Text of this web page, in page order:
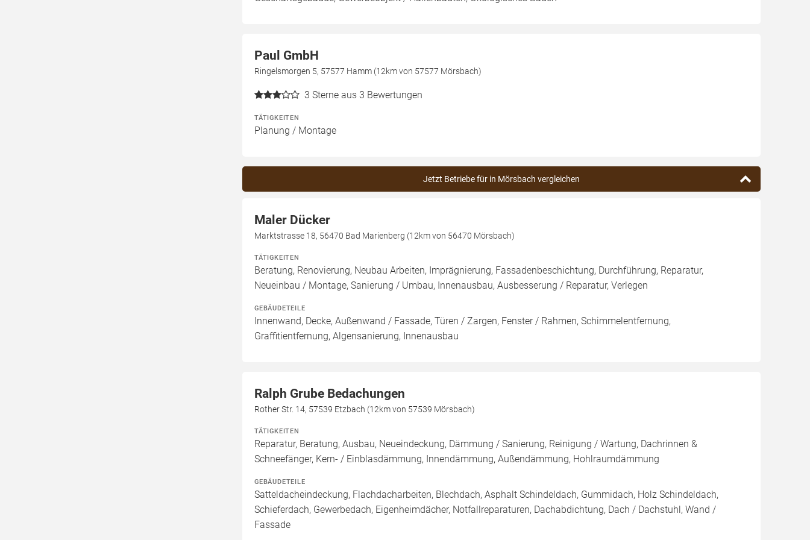
Paul GmbH
Ringelsmorgen 5, 57577 Hamm (12km von 57577 Mörsbach)
3 Sterne aus 3 Bewertungen
TÄTIGKEITEN
Planung / Montage
Jetzt Betriebe für in Mörsbach vergleichen
Maler Dücker
Marktstrasse 18, 56470 Bad Marienberg (12km von 56470 Mörsbach)
TÄTIGKEITEN
Beratung, Renovierung, Neubau Arbeiten, Imprägnierung, Fassadenbeschichtung, Durchführung, Reparatur,
Neueinbau / Montage, Sanierung / Umbau, Innenausbau, Ausbesserung / Reparatur, Verlegen
GEBÄUDETEILE
Innenwand, Decke, Außenwand / Fassade, Türen / Zargen, Fenster / Rahmen, Schimmelentfernung,
Graffitientfernung, Algensanierung, Innenausbau
Ralph Grube Bedachungen
Rother Str. 14, 57539 Etzbach (12km von 57539 Mörsbach)
TÄTIGKEITEN
Reparatur, Beratung, Ausbau, Neueindeckung, Dämmung / Sanierung, Reinigung / Wartung, Dachrinnen &
Schneefänger, Kern- / Einblasdämmung, Innendämmung, Außendämmung, Hohlraumdämmung
GEBÄUDETEILE
Satteldacheindeckung, Flachdacharbeiten, Blechdach, Asphalt Schindeldach, Gummidach, Holz Schindeldach,
Schieferdach, Gewerbedach, Eigenheimdächer, Notfallreparaturen, Dachabdichtung, Dach / Dachstuhl, Wand /
Fassade